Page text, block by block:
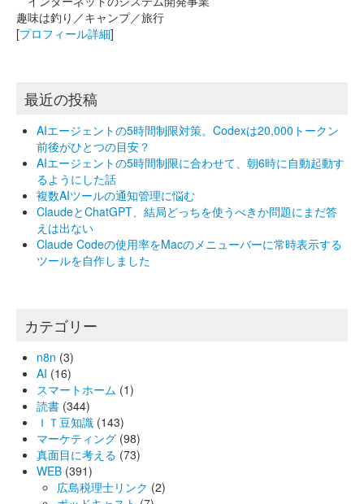
趣味は釣り／キャンプ／旅行
[プロフィール詳細]
最近の投稿
AIエージェントの5時間制限対策。Codexは20,000トークン
前後がひとつの目安？
AIエージェントの5時間制限に合わせて、朝6時に自動起動す
るようにした話
複数AIツールの通知管理に悩む
ClaudeとChatGPT、結局どっちを使うべきか問題にまだ答
えは出ない
Claude Codeの使用率をMacのメニューバーに常時表示する
ツールを自作しました
カテゴリー
n8n (3)
AI (16)
スマートホーム (1)
読書 (344)
ＩＴ豆知識 (143)
マーケティング (98)
真面目に考える (73)
WEB (391)
広島税理士リンク (2)